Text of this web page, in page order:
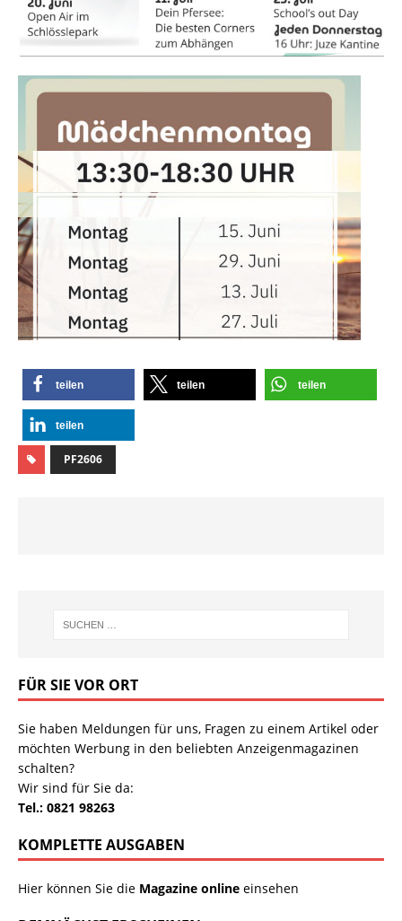
teilen teilen teilen
teilen
PF2606
FÜR SIE VOR ORT
Sie haben Meldungen für uns, Fragen zu einem Artikel oder
möchten Werbung in den beliebten Anzeigenmagazinen
schalten?
Wir sind für Sie da:
Tel.: 0821 98263
KOMPLETTE AUSGABEN
Hier können Sie die Magazine online einsehen